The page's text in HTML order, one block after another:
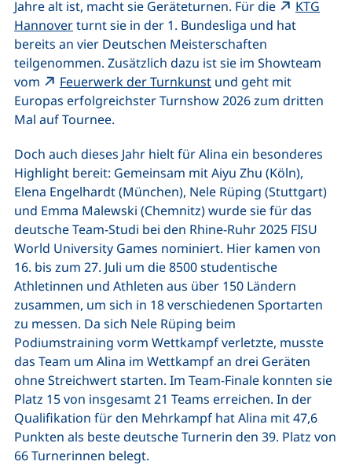
Jahre alt ist, macht sie Geräteturnen. Für die
KTG
Hannover(externer Link, öffnet neues Fenster)
turnt sie in der 1. Bundesliga und hat
bereits an vier Deutschen Meisterschaften
teilgenommen. Zusätzlich dazu ist sie im Showteam
vom
Feuerwerk der Turnkunst(externer Link, öffnet
und geht mit
Europas erfolgreichster Turnshow 2026 zum dritten
Mal auf Tournee.
Doch auch dieses Jahr hielt für Alina ein besonderes
Highlight bereit: Gemeinsam mit Aiyu Zhu (Köln),
Elena Engelhardt (München), Nele Rüping (Stuttgart)
und Emma Malewski (Chemnitz) wurde sie für das
deutsche Team-Studi bei den Rhine-Ruhr 2025 FISU
World University Games nominiert. Hier kamen von
16. bis zum 27. Juli um die 8500 studentische
Athletinnen und Athleten aus über 150 Ländern
zusammen, um sich in 18 verschiedenen Sportarten
zu messen. Da sich Nele Rüping beim
Podiumstraining vorm Wettkampf verletzte, musste
das Team um Alina im Wettkampf an drei Geräten
ohne Streichwert starten. Im Team-Finale konnten sie
Platz 15 von insgesamt 21 Teams erreichen. In der
Qualifikation für den Mehrkampf hat Alina mit 47,6
Punkten als beste deutsche Turnerin den 39. Platz von
66 Turnerinnen belegt.